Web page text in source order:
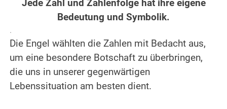
Jede Zahl und Zahlenfolge hat ihre eigene
Bedeutung und Symbolik.
.
Die Engel wählten die Zahlen mit Bedacht aus,
um eine besondere Botschaft zu überbringen,
die uns in unserer gegenwärtigen
Lebenssituation am besten dient.